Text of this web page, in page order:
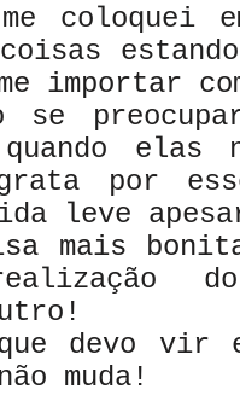
coloquei
coisas
importar
preocupar
elas
por
leve
mais
devo vir
muda!